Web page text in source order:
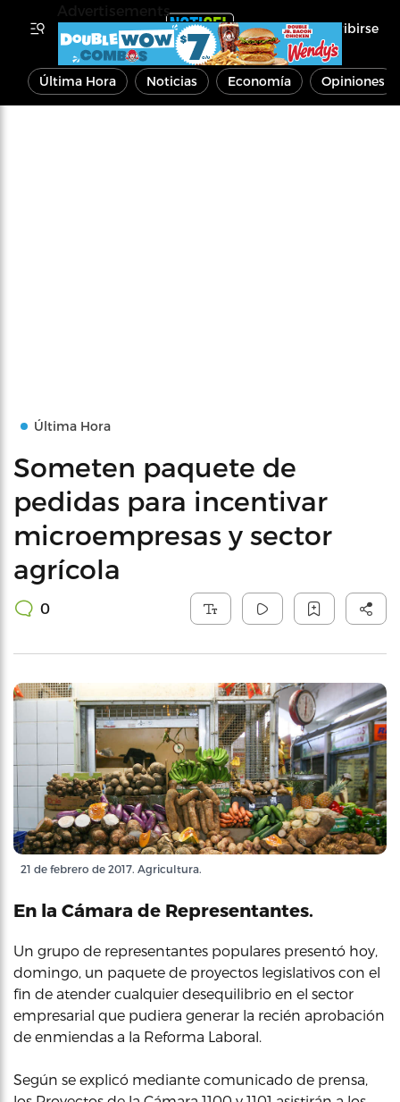
Inscribirse
Última Hora Noticias Economía Opiniones
Última Hora
Someten paquete de
pedidas para incentivar
microempresas y sector
agrícola
0
21 de febrero de 2017. Agricultura.
En la Cámara de Representantes.
Un grupo de representantes populares presentó hoy,
domingo, un paquete de proyectos legislativos con el
fin de atender cualquier desequilibrio en el sector
empresarial que pudiera generar la recién aprobación
de enmiendas a la Reforma Laboral.
Según se explicó mediante comunicado de prensa,
Advertisements